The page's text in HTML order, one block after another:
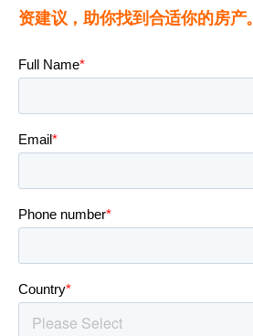
资建议，助你找到合适你的房产。